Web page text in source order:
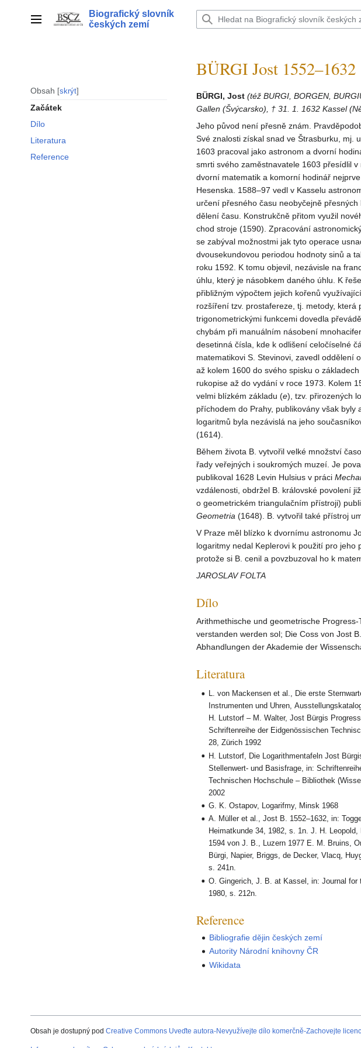
Hlavní menu
Biografický slovník
českých zemí
Obsah skrýt
Začátek
Dílo
Literatura
Reference
BÜRGI Jost 1552–1632
BÜRGI, Jost (též BURGI, BORGEN,
Gallen (Švýcarsko), † 31. 1. 1632 Kassel
Jeho původ není přesně znám.
Své znalosti získal snad ve Štrasburku, mj.
1603 pracoval jako astronom a dvorní
smrti svého zaměstnavatele 1603 přesídlil
dvorní matematik a komorní hodinář
Hesenska. 1588–97 vedl v Kasselu
určení přesného času neobyčejně
dělení času. Konstrukčně přitom využil
chod stroje (1590). Zpracování
se zabýval možnostmi jak tyto operace
dvousekundovou periodou hodnoty sinů a
roku 1592. K tomu objevil, nezávisle na
úhlu, který je násobkem daného úhlu. K
přibližným výpočtem jejich kořenů
rozšíření tzv. prostafereze, tj. metody,
trigonometrickými funkcemi dovedla
chybám při manuálním násobení
desetinná čísla, kde k odlišení celočíselné
matematikovi S. Stevinovi, zavedl oddělení
až kolem 1600 do svého spisku o
rukopise až do vydání v roce 1973. Kolem
velmi blízkém základu (e), tzv. přirozených
příchodem do Prahy, publikovány však
logaritmů byla nezávislá na jeho
(1614).
Během života B. vytvořil velké množství
řady veřejných i soukromých muzeí. Je
publikoval 1628 Levin Hulsius v práci
vzdálenosti, obdržel B. královské povolení
o geometrickém triangulačním přístroji)
Geometria (1648). B. vytvořil také přístroj
V Praze měl blízko k dvornímu astronomu
logaritmy nedal Keplerovi k použití pro jeho
protože si B. cenil a povzbuzoval ho k
JAROSLAV FOLTA
Dílo
Arithmethische und geometrische
verstanden werden sol; Die Coss von Jost
Abhandlungen der Akademie der
Literatura
L. von Mackensen et al., Die erste
Instrumenten und Uhren,
H. Lutstorf – M. Walter, Jost Bürgis
Schriftenreihe der Eidgenössischen
28, Zürich 1992
H. Lutstorf, Die Logarithmentafeln Jost
Stellenwert- und Basisfrage, in:
Technischen Hochschule – Bibliothek
2002
G. K. Ostapov, Logarifmy, Minsk 1968
A. Müller et al., Jost B. 1552–1632, in:
Heimatkunde 34, 1982, s. 1n. J. H.
1594 von J. B., Luzern 1977 E. M. Bruins,
Bürgi, Napier, Briggs, de Decker, Vlacq,
s. 241n.
O. Gingerich, J. B. at Kassel, in: Journal for
1980, s. 212n.
Reference
Bibliografie dějin českých zemí
Autority Národní knihovny ČR
Wikidata
Obsah je dostupný pod Creative Commons Uveďte autora-Nevyužívejte dílo komerčně-Zachovejte